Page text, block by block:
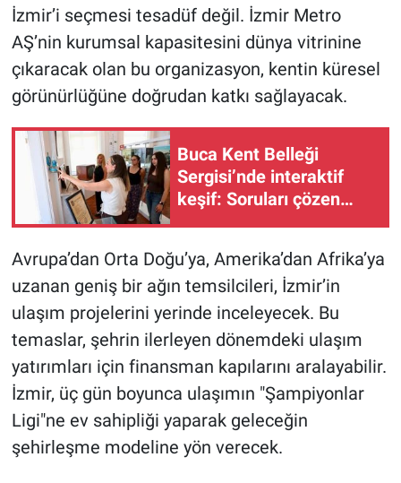
İzmir’i seçmesi tesadüf değil. İzmir Metro
AŞ’nin kurumsal kapasitesini dünya vitrinine
çıkaracak olan bu organizasyon, kentin küresel
görünürlüğüne doğrudan katkı sağlayacak.
Buca Kent Belleği
Sergisi’nde interaktif
keşif: Soruları çözen
Avrupa’dan Orta Doğu’ya, Amerika’dan Afrika’ya
uzanan geniş bir ağın temsilcileri, İzmir’in
ulaşım projelerini yerinde inceleyecek. Bu
temaslar, şehrin ilerleyen dönemdeki ulaşım
yatırımları için finansman kapılarını aralayabilir.
İzmir, üç gün boyunca ulaşımın "Şampiyonlar
Ligi"ne ev sahipliği yaparak geleceğin
şehirleşme modeline yön verecek.